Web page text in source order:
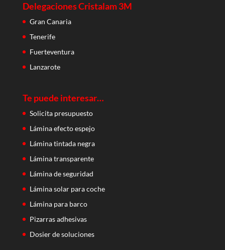
Delegaciones Cristalam 3M
Gran Canaria
Tenerife
Fuerteventura
Lanzarote
Te puede interesar…
Solicita presupuesto
Lámina efecto espejo
Lámina tintada negra
Lámina transparente
Lámina de seguridad
Lámina solar para coche
Lámina para barco
Pizarras adhesivas
Dosier de soluciones